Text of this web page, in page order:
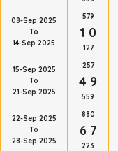
08-Sep 2025
To
14-Sep 2025
579
1 0
127
15-Sep 2025
To
21-Sep 2025
257
4 9
559
22-Sep 2025
To
28-Sep 2025
880
6 7
223